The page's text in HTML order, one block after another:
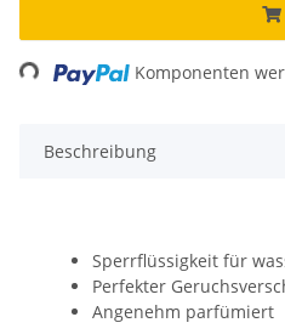
Komponenten
Beschreibung
Sperrflüssigkeit für
Perfekter
Angenehm parfümiert